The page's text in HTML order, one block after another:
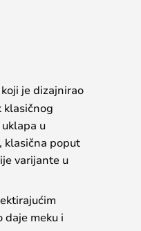
je dizajnirao
klasičnog
u
klasična poput
varijante u
daje meku i